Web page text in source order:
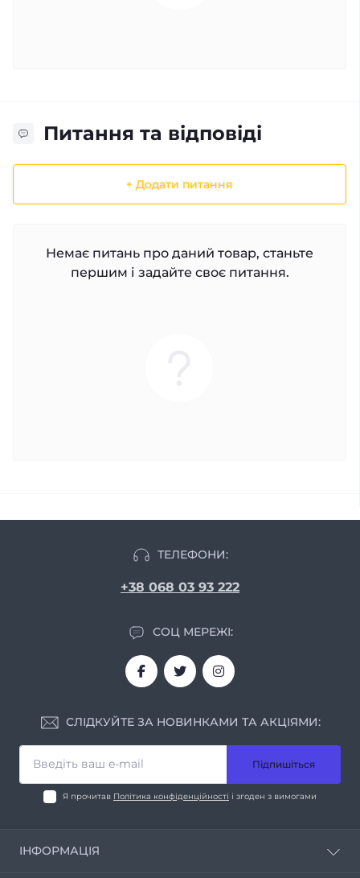
Питання та відповіді
+ Додати питання
Немає питань про даний товар, станьте
першим і задайте своє питання.
ТЕЛЕФОНИ:
+38 068 03 93 222
СОЦ МЕРЕЖІ:
СЛІДКУЙТЕ ЗА НОВИНКАМИ ТА АКЦІЯМИ:
Підпишіться
Я прочитав Політика конфіденційності і згоден з вимогами
ІНФОРМАЦІЯ